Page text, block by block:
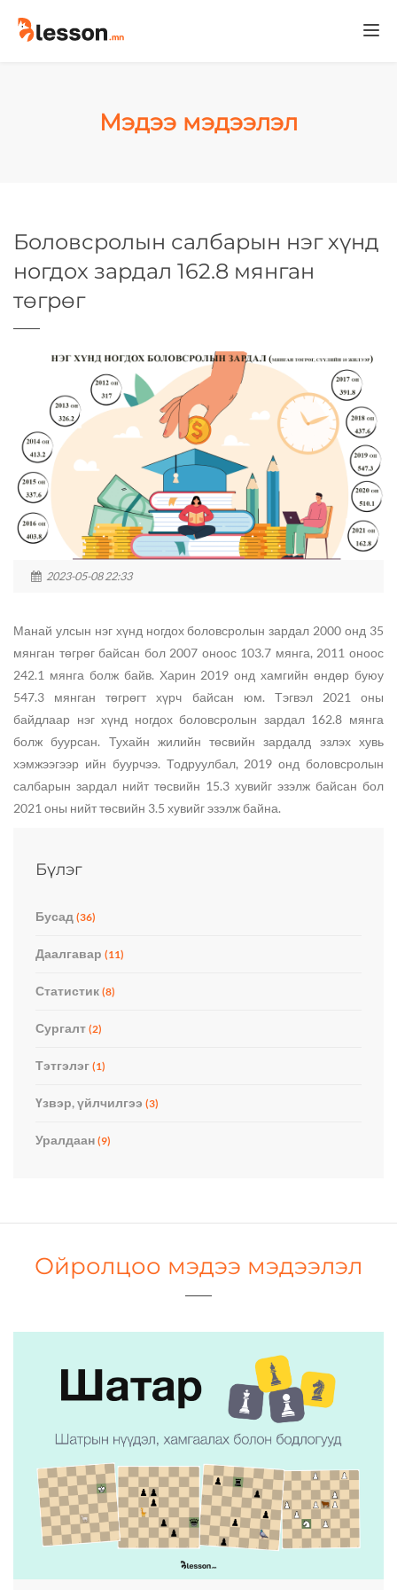
Мэдээ мэдээлэл
Боловсролын салбарын нэг хүнд
ногдох зардал 162.8 мянган
төгрөг
2023-05-08 22:33
Манай улсын нэг хүнд ногдох боловсролын зардал 2000 онд 35
мянган төгрөг байсан бол 2007 оноос 103.7 мянга, 2011 оноос
242.1 мянга болж байв. Харин 2019 онд хамгийн өндөр буюу
547.3 мянган төгрөгт хүрч байсан юм. Тэгвэл 2021 оны
байдлаар нэг хүнд ногдох боловсролын зардал 162.8 мянга
болж буурсан. Тухайн жилийн төсвийн зардалд эзлэх хувь
хэмжээгээр ийн буурчээ. Тодруулбал, 2019 онд боловсролын
салбарын зардал нийт төсвийн 15.3 хувийг эзэлж байсан бол
2021 оны нийт төсвийн 3.5 хувийг эзэлж байна.
Бүлэг
Бусад (36)
Даалгавар (11)
Статистик (8)
Сургалт (2)
Тэтгэлэг (1)
Үзвэр, үйлчилгээ (3)
Уралдаан (9)
Ойролцоо мэдээ мэдээлэл